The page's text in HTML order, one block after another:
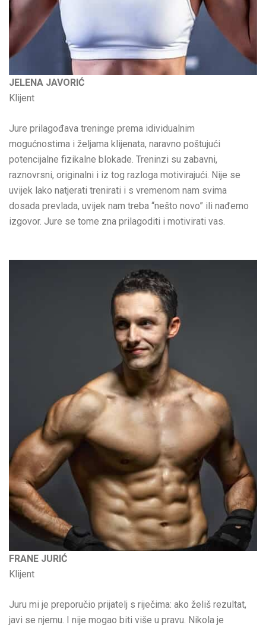
JELENA JAVORIĆ
Klijent
Jure prilagođava treninge prema idividualnim
mogućnostima i željama klijenata, naravno poštujući
potencijalne fizikalne blokade. Treninzi su zabavni,
raznovrsni, originalni i iz tog razloga motivirajući. Nije se
uvijek lako natjerati trenirati i s vremenom nam svima
dosada prevlada, uvijek nam treba “nešto novo” ili nađemo
izgovor. Jure se tome zna prilagoditi i motivirati vas.
FRANE JURIĆ
Klijent
Juru mi je preporučio prijatelj s riječima: ako želiš rezultat,
javi se njemu. I nije mogao biti više u pravu. Nikola je